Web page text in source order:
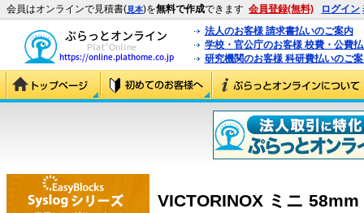
会員はオンラインで見積書(見本)を無料で作成できます 会員登録(無料) ログイン
法人のお客様 請求書払いのご案内
学校・官公庁のお客様 校費・公費
研究機関のお客様 科研費払いのご
VICTORINOX ミニ